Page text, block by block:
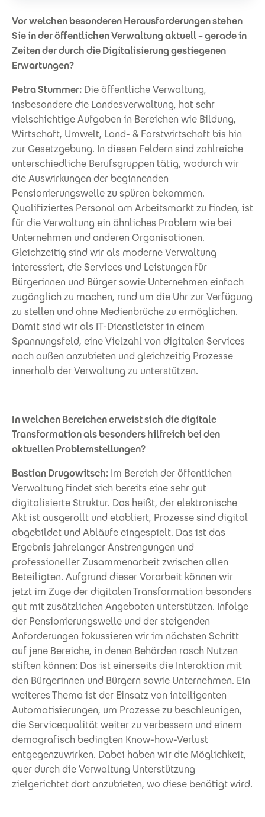
Vor welchen besonderen Herausforderungen stehen
Sie in der öffentlichen Verwaltung aktuell – gerade in
Zeiten der durch die Digitalisierung gestiegenen
Erwartungen?
Petra Stummer: Die öffentliche Verwaltung,
insbesondere die Landesverwaltung, hat sehr
vielschichtige Aufgaben in Bereichen wie Bildung,
Wirtschaft, Umwelt, Land- & Forstwirtschaft bis hin
zur Gesetzgebung. In diesen Feldern sind zahlreiche
unterschiedliche Berufsgruppen tätig, wodurch wir
die Auswirkungen der beginnenden
Pensionierungswelle zu spüren bekommen.
Qualifiziertes Personal am Arbeitsmarkt zu finden, ist
für die Verwaltung ein ähnliches Problem wie bei
Unternehmen und anderen Organisationen.
Gleichzeitig sind wir als moderne Verwaltung
interessiert, die Services und Leistungen für
Bürgerinnen und Bürger sowie Unternehmen einfach
zugänglich zu machen, rund um die Uhr zur Verfügung
zu stellen und ohne Medienbrüche zu ermöglichen.
Damit sind wir als IT-Dienstleister in einem
Spannungsfeld, eine Vielzahl von digitalen Services
nach außen anzubieten und gleichzeitig Prozesse
innerhalb der Verwaltung zu unterstützen.
In welchen Bereichen erweist sich die digitale
Transformation als besonders hilfreich bei den
aktuellen Problemstellungen?
Bastian Drugowitsch: Im Bereich der öffentlichen
Verwaltung findet sich bereits eine sehr gut
digitalisierte Struktur. Das heißt, der elektronische
Akt ist ausgerollt und etabliert, Prozesse sind digital
abgebildet und Abläufe eingespielt. Das ist das
Ergebnis jahrelanger Anstrengungen und
professioneller Zusammenarbeit zwischen allen
Beteiligten. Aufgrund dieser Vorarbeit können wir
jetzt im Zuge der digitalen Transformation besonders
gut mit zusätzlichen Angeboten unterstützen. Infolge
der Pensionierungswelle und der steigenden
Anforderungen fokussieren wir im nächsten Schritt
auf jene Bereiche, in denen Behörden rasch Nutzen
stiften können: Das ist einerseits die Interaktion mit
den Bürgerinnen und Bürgern sowie Unternehmen. Ein
weiteres Thema ist der Einsatz von intelligenten
Automatisierungen, um Prozesse zu beschleunigen,
die Servicequalität weiter zu verbessern und einem
demografisch bedingten Know-how-Verlust
entgegenzuwirken. Dabei haben wir die Möglichkeit,
quer durch die Verwaltung Unterstützung
zielgerichtet dort anzubieten, wo diese benötigt wird.